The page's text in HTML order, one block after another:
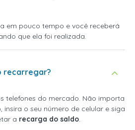
em pouco tempo e você receberá
que ela foi realizada.
recarregar?
telefones do mercado. Não importa
o seu número de celular e siga
a recarga do saldo.